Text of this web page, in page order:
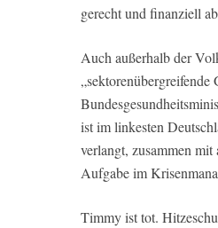
gerecht und finanziell
Auch außerhalb der
„sektorenübergreifende
ist im linkesten
verlangt, zusammen
Aufgabe im
Timmy ist tot.